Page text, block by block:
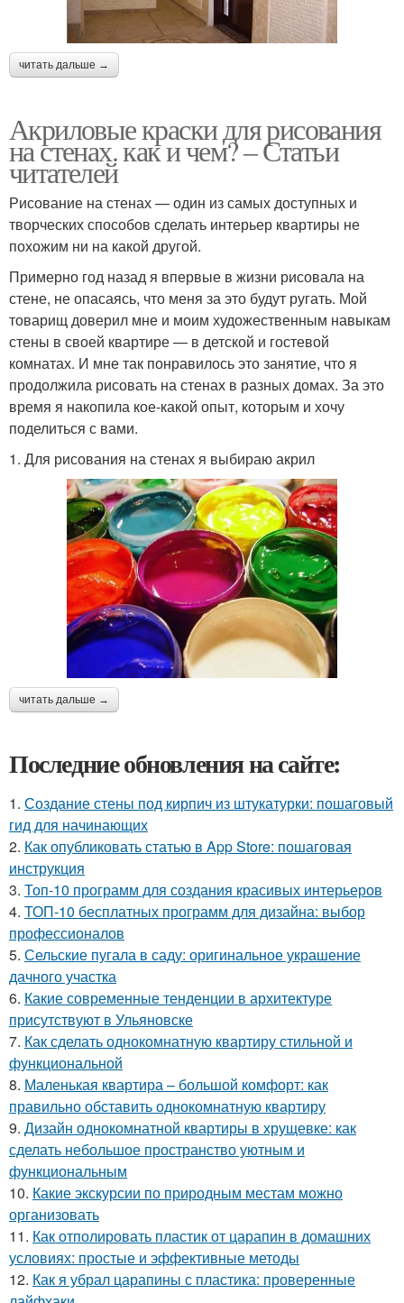
читать дальше →
Акриловые краски для рисования
на стенах. как и чем? – Статьи
читателей
Рисование на стенах — один из самых доступных и
творческих способов сделать интерьер квартиры не
похожим ни на какой другой.
Примерно год назад я впервые в жизни рисовала на
стене, не опасаясь, что меня за это будут ругать. Мой
товарищ доверил мне и моим художественным навыкам
стены в своей квартире — в детской и гостевой
комнатах. И мне так понравилось это занятие, что я
продолжила рисовать на стенах в разных домах. За это
время я накопила кое-какой опыт, которым и хочу
поделиться с вами.
1. Для рисования на стенах я выбираю акрил
читать дальше →
Последние обновления на сайте:
1. Создание стены под кирпич из штукатурки: пошаговый
гид для начинающих
2. Как опубликовать статью в App Store: пошаговая
инструкция
3. Топ-10 программ для создания красивых интерьеров
4. ТОП-10 бесплатных программ для дизайна: выбор
профессионалов
5. Сельские пугала в саду: оригинальное украшение
дачного участка
6. Какие современные тенденции в архитектуре
присутствуют в Ульяновске
7. Как сделать однокомнатную квартиру стильной и
функциональной
8. Маленькая квартира – большой комфорт: как
правильно обставить однокомнатную квартиру
9. Дизайн однокомнатной квартиры в хрущевке: как
сделать небольшое пространство уютным и
функциональным
10. Какие экскурсии по природным местам можно
организовать
11. Как отполировать пластик от царапин в домашних
условиях: простые и эффективные методы
12. Как я убрал царапины с пластика: проверенные